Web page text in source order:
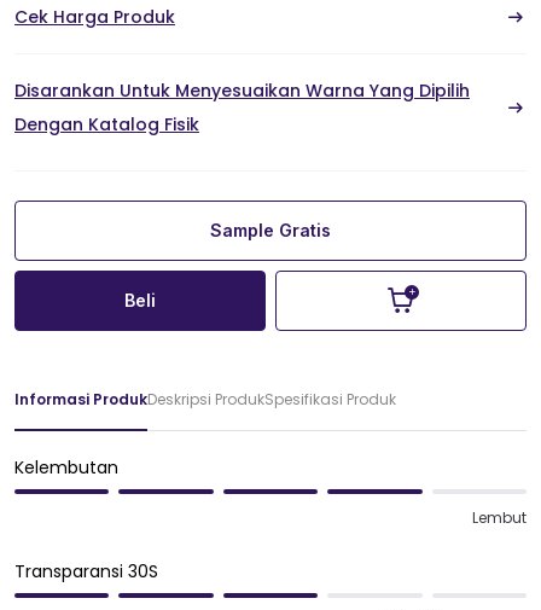
Cek Harga Produk
Disarankan Untuk Menyesuaikan Warna Yang Dipilih
Dengan Katalog Fisik
Sample Gratis
Beli
Informasi ProdukDeskripsi ProdukSpesifikasi Produk
Kelembutan
Lembut
Transparansi 30S